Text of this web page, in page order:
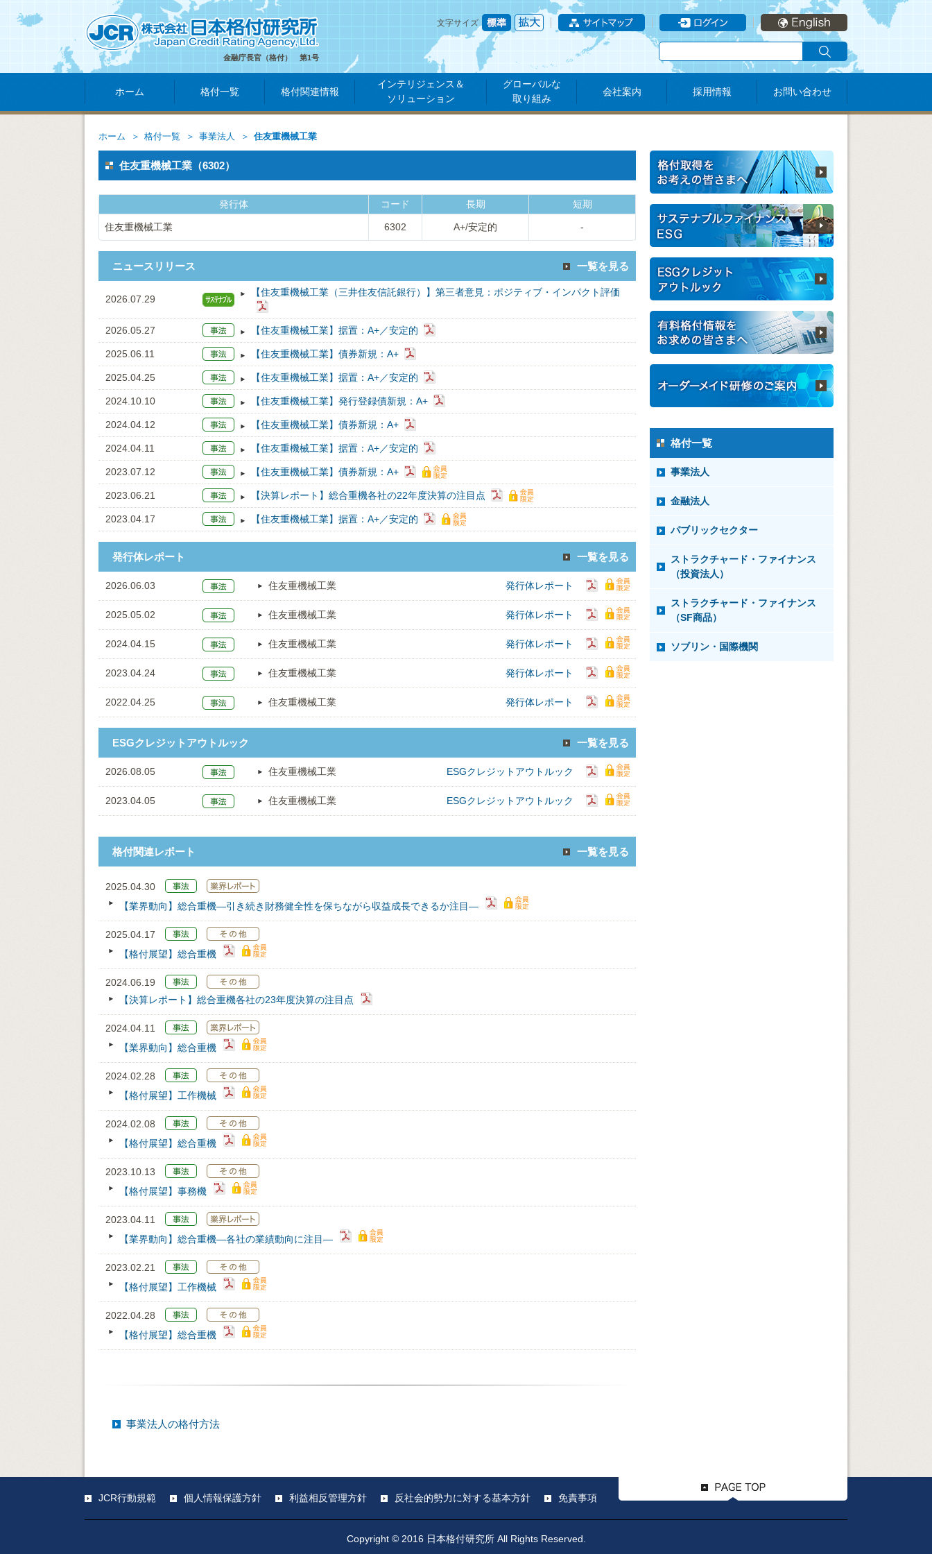
金融庁長官（格付） 第1号
文字サイズ
ホーム 格付一覧 格付関連情報
インテリジェンス＆
ソリューション
グローバルな
取り組み
会社案内 採用情報 お問い合わせ
ホーム 格付一覧 事業法人 住友重機械工業
住友重機械工業（6302）
発行体 コード 長期 短期
住友重機械工業 6302 A+/安定的 -
ニュースリリース 一覧を見る
2026.07.29
【住友重機械工業（三井住友信託銀行）】第三者意見：ポジティブ・インパクト評価
2026.05.27 【住友重機械工業】据置：A+／安定的
2025.06.11 【住友重機械工業】債券新規：A+
2025.04.25 【住友重機械工業】据置：A+／安定的
2024.10.10 【住友重機械工業】発行登録債新規：A+
2024.04.12 【住友重機械工業】債券新規：A+
2024.04.11 【住友重機械工業】据置：A+／安定的
2023.07.12 【住友重機械工業】債券新規：A+
2023.06.21 【決算レポート】総合重機各社の22年度決算の注目点
2023.04.17 【住友重機械工業】据置：A+／安定的
発行体レポート 一覧を見る
2026.06.03 住友重機械工業 発行体レポート
2025.05.02 住友重機械工業 発行体レポート
2024.04.15 住友重機械工業 発行体レポート
2023.04.24 住友重機械工業 発行体レポート
2022.04.25 住友重機械工業 発行体レポート
ESGクレジットアウトルック 一覧を見る
2026.08.05 住友重機械工業 ESGクレジットアウトルック
2023.04.05 住友重機械工業 ESGクレジットアウトルック
格付関連レポート 一覧を見る
2025.04.30
【業界動向】総合重機―引き続き財務健全性を保ちながら収益成長できるか注目―
2025.04.17
【格付展望】総合重機
2024.06.19
【決算レポート】総合重機各社の23年度決算の注目点
2024.04.11
【業界動向】総合重機
2024.02.28
【格付展望】工作機械
2024.02.08
【格付展望】総合重機
2023.10.13
【格付展望】事務機
2023.04.11
【業界動向】総合重機―各社の業績動向に注目―
2023.02.21
【格付展望】工作機械
2022.04.28
【格付展望】総合重機
事業法人の格付方法
格付一覧
事業法人
金融法人
パブリックセクター
ストラクチャード・ファイナンス
（投資法人）
ストラクチャード・ファイナンス
（SF商品）
ソブリン・国際機関
JCR行動規範 個人情報保護方針 利益相反管理方針 反社会的勢力に対する基本方針 免責事項
Copyright © 2016 日本格付研究所 All Rights Reserved.